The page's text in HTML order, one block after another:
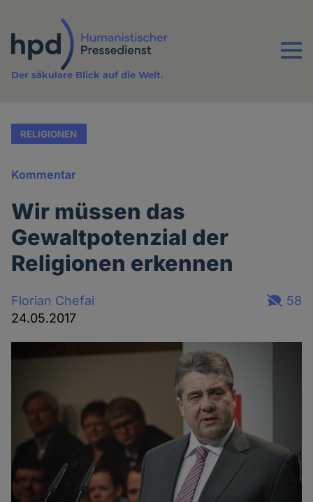
Inhalt
Menu
Der säkulare Blick auf die Welt.
RELIGIONEN
Kommentar
Wir müssen das
Gewaltpotenzial der
Religionen erkennen
Florian Chefai
24.05.2017
58